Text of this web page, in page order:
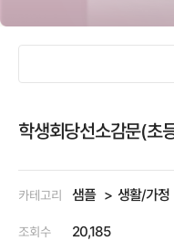
학생회당선소감문(초
카테고리 샘플 생활/가정
조회수 20,185